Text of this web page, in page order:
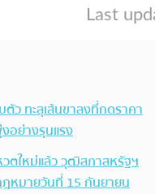
ทะลุเส้นขาลงที่กดราคา
อย่างรุนแรง
วตใหม่แล้ว วุฒิสภาสหรัฐฯ
หมายวันที่ 15 กันยายน